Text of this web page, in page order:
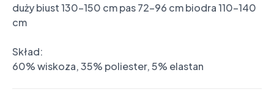
duży biust 130-150 cm pas 72-96 cm biodra 110-140
cm
Skład:
60% wiskoza, 35% poliester, 5% elastan